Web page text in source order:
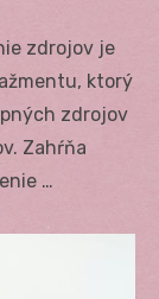
zdrojov je
ktorý
zdrojov
Zahŕňa
…